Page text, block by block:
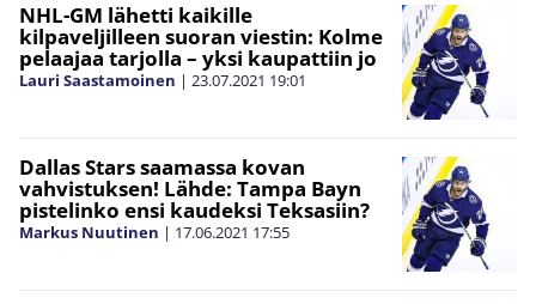
NHL-GM lähetti kaikille
kilpaveljilleen suoran viestin: Kolme
pelaajaa tarjolla – yksi kaupattiin jo
Lauri Saastamoinen | 23.07.2021 19:01
Dallas Stars saamassa kovan
vahvistuksen! Lähde: Tampa Bayn
pistelinko ensi kaudeksi Teksasiin?
Markus Nuutinen | 17.06.2021 17:55